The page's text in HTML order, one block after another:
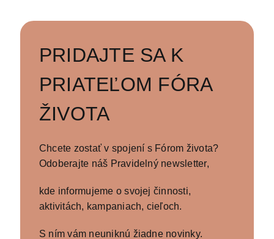
PRIDAJTE SA K
PRIATEĽOM FÓRA
ŽIVOTA
Chcete zostať v spojení s Fórom života?
Odoberajte náš Pravidelný newsletter,
kde informujeme o svojej činnosti,
aktivitách, kampaniach, cieľoch.
S ním vám neuniknú žiadne novinky.